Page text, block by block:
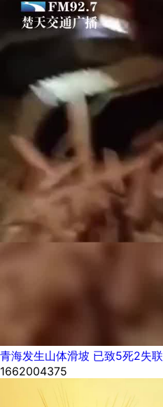
青海发生山体滑坡 已致5死2失联
1662004375